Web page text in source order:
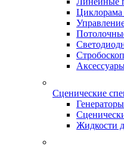
Циклорама
Сценические
Жидкости